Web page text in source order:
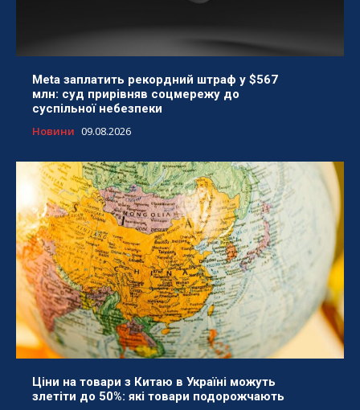
Meta заплатить рекордний штраф у $567
млн: суд прирівняв соцмережу до
суспільної небезпеки
Новини 09.08.2026
Ціни на товари з Китаю в Україні можуть
злетіти до 50%: які товари подорожчають